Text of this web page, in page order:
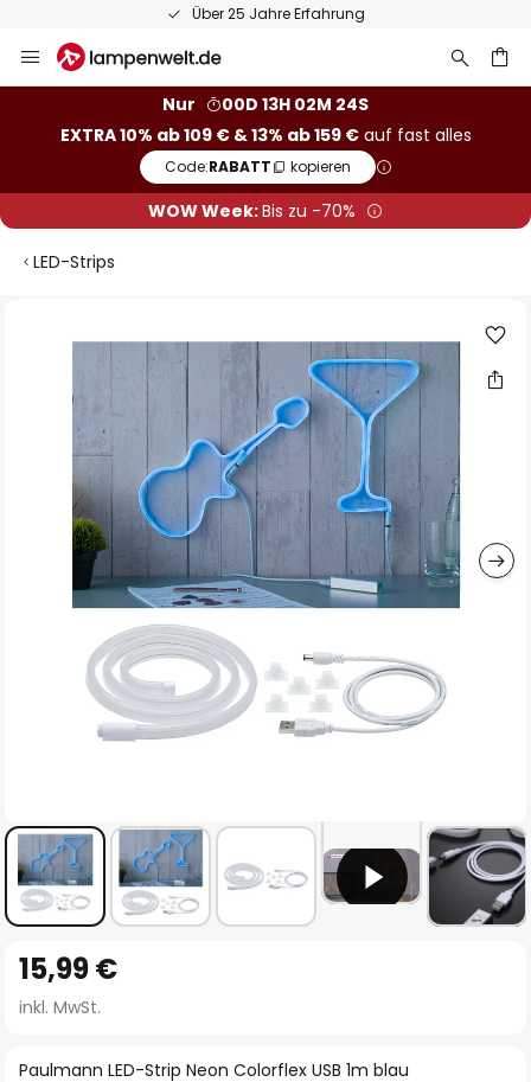
Über 25 Jahre Erfahrung
Inhalt
Nur
00D 13H 02M 23S
EXTRA 10% ab 109 € & 13% ab 159 €auf fast alles
Code:RABATT kopieren
WOW Week:Bis zu -70%
LED-Strips
Bildgalerie
springen
Anfang
der
springen
Paulmann LED-Strip Neon Colorflex USB 1m blau
15,99 €
inkl. MwSt.